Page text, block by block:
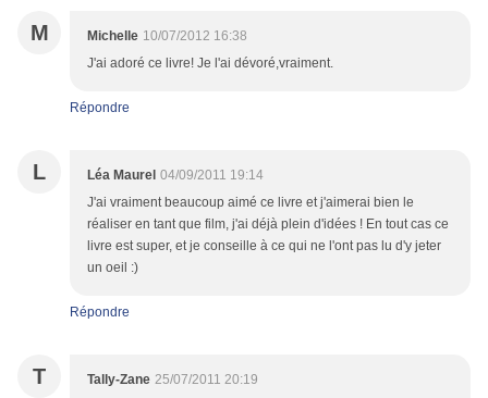
M Michelle 10/07/2012 16:38
J'ai adoré ce livre! Je l'ai dévoré,vraiment.
Répondre
L Léa Maurel 04/09/2011 19:14
J'ai vraiment beaucoup aimé ce livre et j'aimerai bien le
réaliser en tant que film, j'ai déjà plein d'idées ! En tout cas ce
livre est super, et je conseille à ce qui ne l'ont pas lu d'y jeter
un oeil :)
Répondre
T Tally-Zane 25/07/2011 20:19